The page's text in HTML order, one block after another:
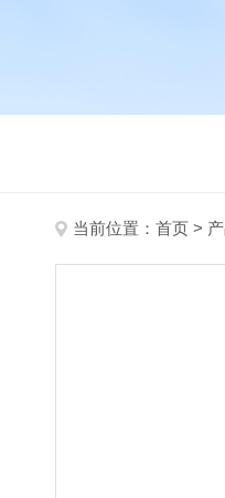
当前位置： 首页 >